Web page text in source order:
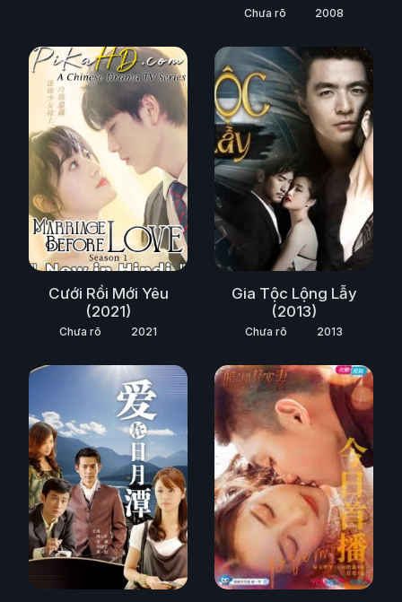
Chưa rõ 2008
Cưới Rồi Mới Yêu
(2021)
Chưa rõ 2021
Gia Tộc Lộng Lẫy
(2013)
Chưa rõ 2013